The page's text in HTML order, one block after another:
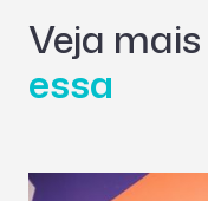
Veja mais
essa